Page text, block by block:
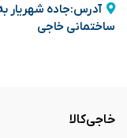
آدرس:جاده شهریار
ساختمانی خاجی
خاجی‌کالا